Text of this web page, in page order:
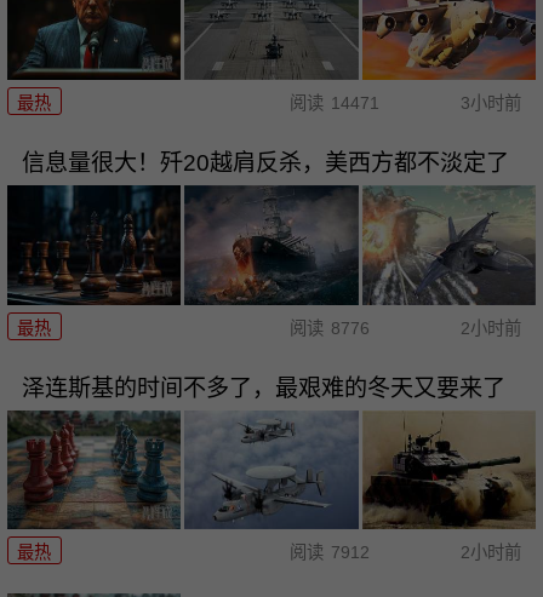
最热 阅读 14471 3小时前
信息量很大！歼20越肩反杀，美西方都不淡定了
最热 阅读 8776 2小时前
泽连斯基的时间不多了，最艰难的冬天又要来了
最热 阅读 7912 2小时前